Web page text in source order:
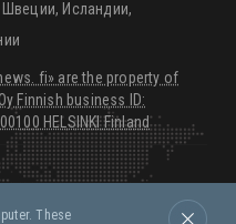
в Северных странах и
Исландии,
fi» are the property of
Finnish business ID:
HELSINKI Finland
These